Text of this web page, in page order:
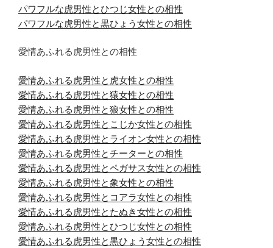
パワフルな虎男性とひつじ女性との相性
パワフルな虎男性と黒ひょう女性との相性
愛情あふれる虎男性との相性
愛情あふれる虎男性と虎女性との相性
愛情あふれる虎男性と猿女性との相性
愛情あふれる虎男性と狼女性との相性
愛情あふれる虎男性とこじか女性との相性
愛情あふれる虎男性とライオン女性との相性
愛情あふれる虎男性とチーターとの相性
愛情あふれる虎男性とペガサス女性との相性
愛情あふれる虎男性と象女性との相性
愛情あふれる虎男性とコアラ女性との相性
愛情あふれる虎男性とたぬき女性との相性
愛情あふれる虎男性とひつじ女性との相性
愛情あふれる虎男性と黒ひょう女性との相性